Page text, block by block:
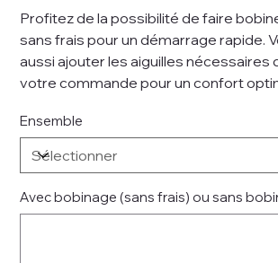
Profitez de la possibilité de faire
sans frais pour un démarrage rapide.
aussi ajouter les aiguilles nécessaires
votre commande pour un confort
Ensemble
Avec bobinage (sans frais) ou sans